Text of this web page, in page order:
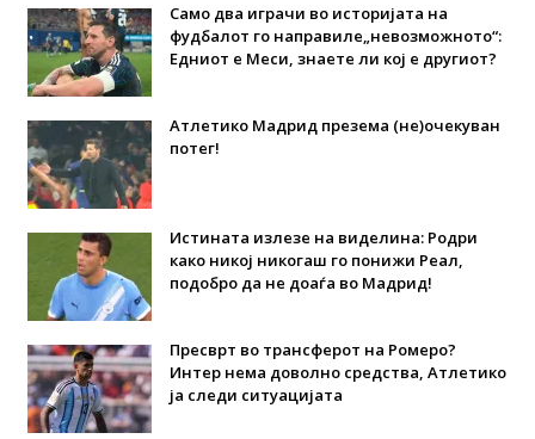
Само два играчи во историјата на
фудбалот го направиле„невозможното“:
Едниот е Меси, знаете ли кој е другиот?
Атлетико Мадрид презема (не)очекуван
потег!
Истината излезе на виделина: Родри
како никој никогаш го понижи Реал,
подобро да не доаѓа во Мадрид!
Пресврт во трансферот на Ромеро?
Интер нема доволно средства, Атлетико
ја следи ситуацијата